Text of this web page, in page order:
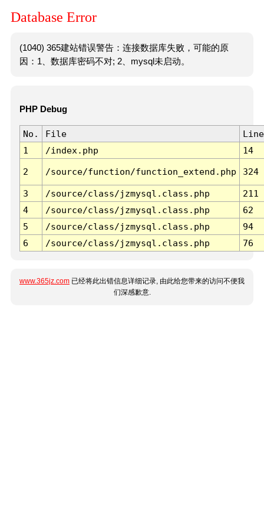
Database Error
(1040) 365建站错误警告：连接数据库失败，可能的原
因：1、数据库密码不对; 2、mysql未启动。
PHP Debug
No. File
Line
1
/index.php 14
2 /source/function/function_extend.php 324
3 /source/class/jzmysql.class.php
211
4
/source/class/jzmysql.class.php
62
5
/source/class/jzmysql.class.php
94
6
/source/class/jzmysql.class.php 76
www.365jz.com 已经将此出错信息详细记录, 由此给您带来的访问不便我
们深感歉意.